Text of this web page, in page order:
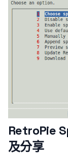
RetroPie
及分享